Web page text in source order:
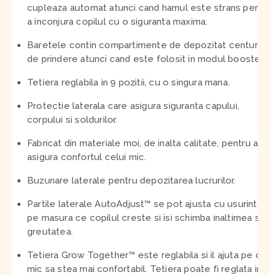
cupleaza automat atunci cand hamul este strans
a inconjura copilul cu o siguranta maxima.
Baretele contin compartimente de depozitat centurile
de prindere atunci cand este folosit in modul booster.
Tetiera reglabila in 9 pozitii, cu o singura mana.
Protectie laterala care asigura siguranta capului,
corpului si soldurilor.
Fabricat din materiale moi, de inalta calitate, pentru a-i
asigura confortul celui mic.
Buzunare laterale pentru depozitarea lucrurilor.
Partile laterale AutoAdjust™ se pot ajusta cu usurinta
pe masura ce copilul creste si isi schimba inaltimea si
greutatea.
Tetiera Grow Together™ este reglabila si il ajuta pe cel
mic sa stea mai confortabil. Tetiera poate fi reglata in 9